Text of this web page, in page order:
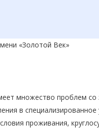
«Золотой Век»
множество проблем
в
проживания,